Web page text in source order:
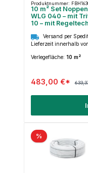
Produktnummer:
10 m² Set
WLG 040 – mit
10 – mit
Versand per
Lieferzeit innerhalb
Verlegefläche: 10 m²
483,00 €*
%